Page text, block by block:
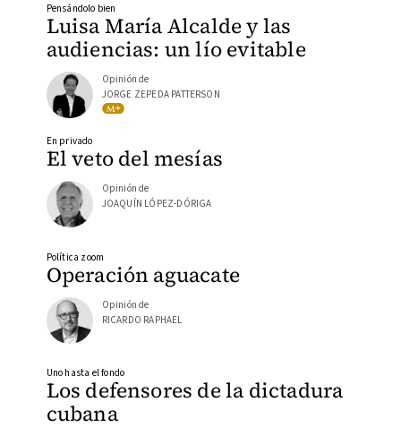
Luisa María Alcalde y las
audiencias: un lío evitable
Pensándolo bien
Opinión de
JORGE ZEPEDA PATTERSON
El veto del mesías
En privado
Opinión de
JOAQUÍN LÓPEZ-DÓRIGA
Operación aguacate
Política zoom
Opinión de
RICARDO RAPHAEL
Los defensores de la dictadura
cubana
Uno hasta el fondo